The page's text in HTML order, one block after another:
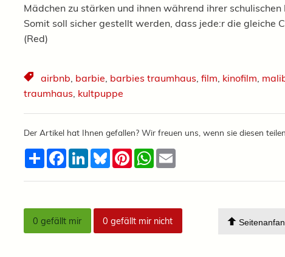
Mädchen zu stärken und ihnen während ihrer schulischen
Somit soll sicher gestellt werden, dass jede:r die gleiche
(Red)
airbnb, barbie, barbies traumhaus, film, kinofilm,
traumhaus, kultpuppe
Der Artikel hat Ihnen gefallen? Wir freuen uns, wenn sie diesen
TeilenFacebook
LinkedInBlueskyPinterestWhatsApp
0 gefällt mir 0 gefällt mir nicht